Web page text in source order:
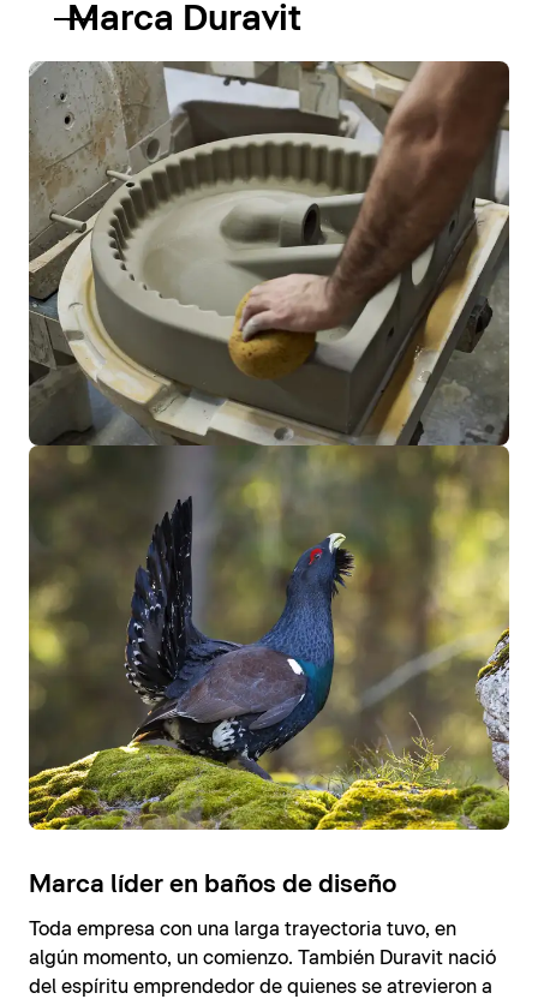
Marca Duravit
Marca líder en baños de diseño
Toda empresa con una larga trayectoria tuvo, en
algún momento, un comienzo. También Duravit nació
del espíritu emprendedor de quienes se atrevieron a